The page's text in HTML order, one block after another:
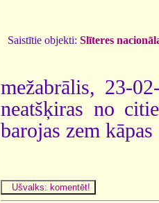
Saistītie objekti: Slīteres
mežabrālis, 23-
neatšķiras no
barojas zem